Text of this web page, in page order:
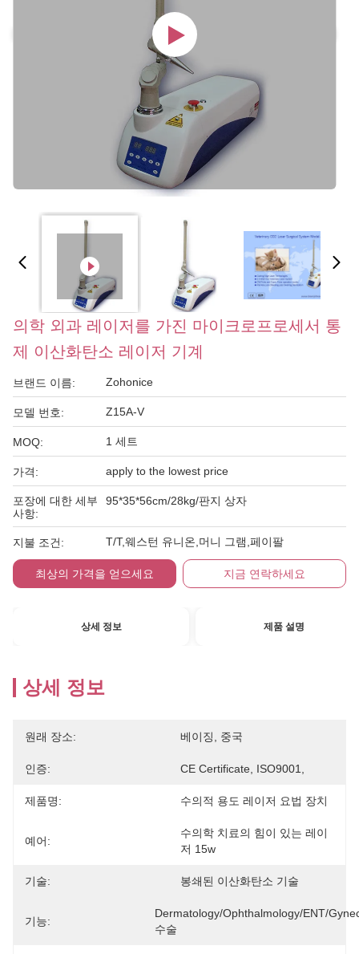
의학 외과 레이저를 가진 마이크로프로세서 통
제 이산화탄소 레이저 기계
브랜드 이름: Zohonice
모델 번호: Z15A-V
MOQ: 1 세트
가격: apply to the lowest price
포장에 대한 세부
사항:
95*35*56cm/28kg/판지 상자
지불 조건: T/T,웨스턴 유니온,머니 그램,페이팔
최상의 가격을 얻으세요 지금 연락하세요
상세 정보 제품 설명
상세 정보
원래 장소: 베이징, 중국
인증: CE Certificate, ISO9001,
제품명: 수의적 용도 레이저 요법 장치
예어:
수의학 치료의 힘이 있는 레이
저 15w
기술: 봉쇄된 이산화탄소 기술
기능:
Dermatology/Ophthalmology/ENT/
수술